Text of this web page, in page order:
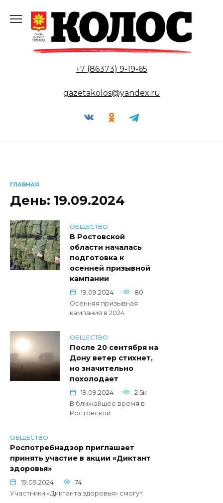
содержанию
+7 (86373) 9-19-65
gazetakolos@yandex.ru
ГЛАВНАЯ
День: 19.09.2024
ОБЩЕСТВО
В Ростовской
области началась
подготовка к
осенней призывной
кампании
19.09.2024
80
Осенняя призывная
кампания в 2024
ОБЩЕСТВО
После 20 сентября на
Дону ветер стихнет,
но значительно
похолодает
19.09.2024
2.5к.
В ближайшее время в
Ростовской
ОБЩЕСТВО
Роспотребнадзор приглашает
принять участие в акции «Диктант
здоровья»
19.09.2024
74
Участники «Диктанта здоровья» смогут